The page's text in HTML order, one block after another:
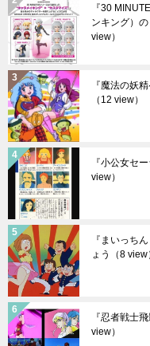
『30
ンキング）
view）
『魔法の妖
（12 view）
『小公女セ
view）
『まいっち
ょう
（8 view
『忍者戦士
view）